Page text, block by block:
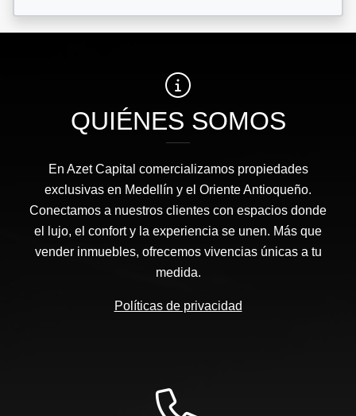
QUIÉNES SOMOS
En Azet Capital comercializamos propiedades
exclusivas en Medellín y el Oriente Antioqueño.
Conectamos a nuestros clientes con espacios donde
el lujo, el confort y la experiencia se unen. Más que
vender inmuebles, ofrecemos vivencias únicas a tu
medida.
Políticas de privacidad